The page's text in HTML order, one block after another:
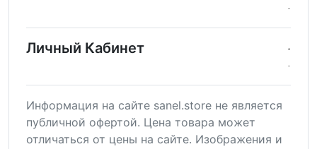
Личный Кабинет
Информация на сайте sanel.store не является
публичной офертой. Цена товара может
отличаться от цены на сайте. Изображения и